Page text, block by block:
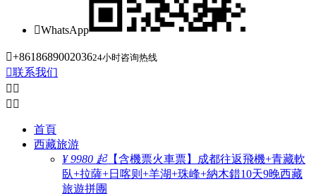
WhatsApp
+861868900203624小时咨询热线
联系我们
 
 
首頁
西藏旅游
¥ 9980 起【含機票火車票】成都往返飛機+青藏軟
臥+拉薩+日喀则+羊湖+珠峰+納木錯10天9晚西藏
旅遊拼團